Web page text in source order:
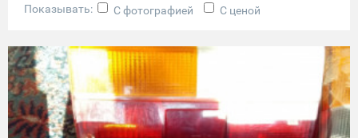
Показывать: С фотографией С ценой